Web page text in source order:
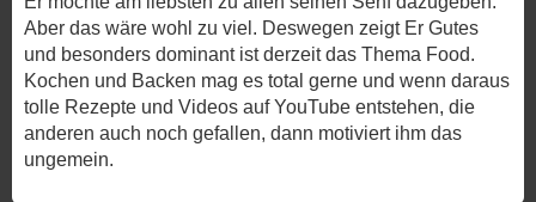
Aber das wäre wohl zu viel. Deswegen zeigt Er Gutes
und besonders dominant ist derzeit das Thema Food.
Kochen und Backen mag es total gerne und wenn daraus
tolle Rezepte und Videos auf YouTube entstehen, die
anderen auch noch gefallen, dann motiviert ihm das
ungemein.